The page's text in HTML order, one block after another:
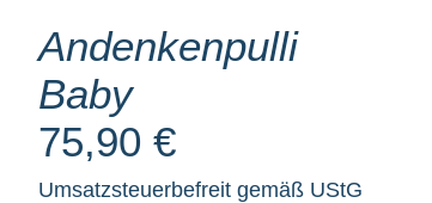
DETAILS
Andenkenpulli
Baby
75,90 €
Umsatzsteuerbefreit gemäß UStG